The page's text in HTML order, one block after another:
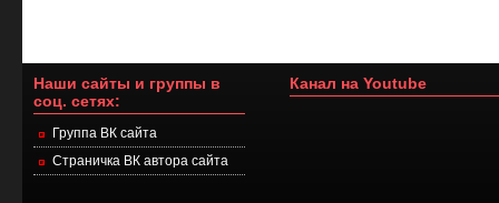
Наши сайты и группы в
соц. сетях:
Группа ВК сайта
Страничка ВК автора сайта
Канал на Youtube